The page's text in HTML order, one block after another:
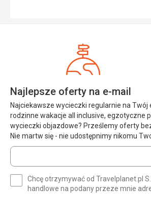
Najlepsze oferty na e-mail
Najciekawsze wycieczki regularnie na Twój
rodzinne wakacje all inclusive, egzotyczne
wycieczki objazdowe? Prześlemy oferty
Nie martw się - nie udostępnimy nikomu
Wprowadź
swój
(wymagane)
Chcę otrzymywać od Travelplanet.pl
handlowe na podany przeze mnie